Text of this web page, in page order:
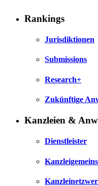
Rankings
Jurisdiktionen
Submissions
Research+
Zukünftige
Kanzleien &
Dienstleister